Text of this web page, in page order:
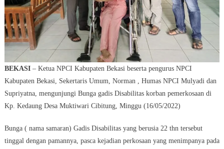
BEKASI– Ketua NPCI Kabupaten Bekasi beserta pengurus NPCI
Kabupaten Bekasi, Sekertaris Umum, Norman , Humas NPCI Mulyadi dan
Supriyatna, mengunjungi Bunga gadis Disabilitas korban pemerkosaan di
Kp. Kedaung Desa Muktiwari Cibitung, Minggu (16/05/2022)
Bunga ( nama samaran) Gadis Disabilitas yang berusia 22 thn tersebut
tinggal dengan pamannya, pasca kejadian perkosaan yang menimpanya pada